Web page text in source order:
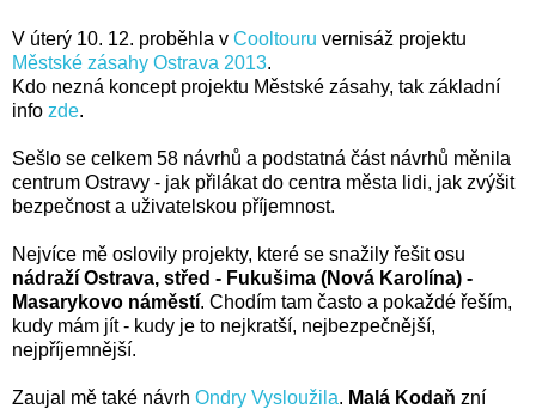
V úterý 10. 12. proběhla v Cooltouru vernisáž projektu
Městské zásahy Ostrava 2013.
Kdo nezná koncept projektu Městské zásahy, tak základní
info zde.
Sešlo se celkem 58 návrhů a podstatná část návrhů měnila
centrum Ostravy - jak přilákat do centra města lidi, jak zvýšit
bezpečnost a uživatelskou příjemnost.
Nejvíce mě oslovily projekty, které se snažily řešit osu
nádraží Ostrava, střed - Fukušima (Nová Karolína) -
Masarykovo náměstí. Chodím tam často a pokaždé řeším,
kudy mám jít - kudy je to nejkratší, nejbezpečnější,
nejpříjemnější.
Zaujal mě také návrh Ondry Vysloužila. Malá Kodaň zní